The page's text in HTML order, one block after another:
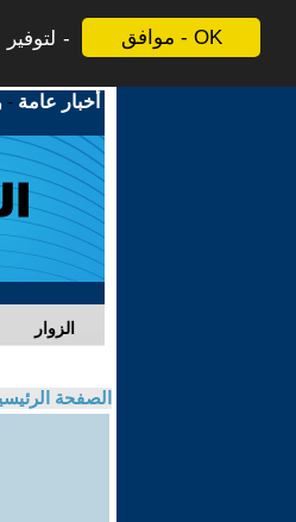
موافق - OK
أخبار عامة -
الزوار
الصفحة